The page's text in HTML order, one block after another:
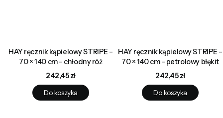
HAY ręcznik kąpielowy STRIPE –
70 × 140 cm – chłodny róż
Cena
242,45 zł
Do koszyka
HAY ręcznik kąpielowy STRIPE –
70 × 140 cm – petrolowy błękit
Cena
242,45 zł
Do koszyka